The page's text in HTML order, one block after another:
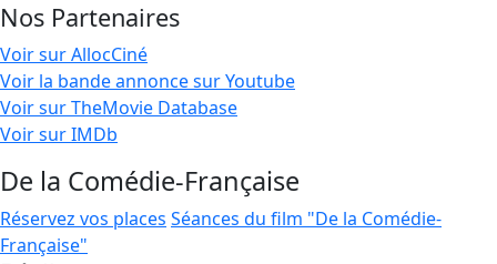
Nos Partenaires
Voir sur AllocCiné
Voir la bande annonce sur Youtube
Voir sur TheMovie Database
Voir sur IMDb
De la Comédie-Française
Réservez vos places Séances du film "De la Comédie-
Française"